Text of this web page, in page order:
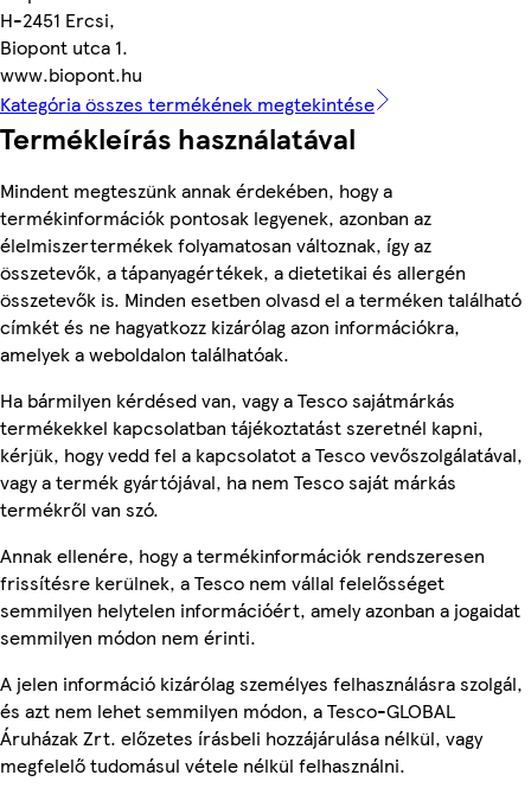
H-2451 Ercsi,
Biopont utca 1.
www.biopont.hu
Kategória összes termékének megtekintése
Termékleírás használatával
Mindent megteszünk annak érdekében, hogy a
termékinformációk pontosak legyenek, azonban az
élelmiszertermékek folyamatosan változnak, így az
összetevők, a tápanyagértékek, a dietetikai és allergén
összetevők is. Minden esetben olvasd el a terméken található
címkét és ne hagyatkozz kizárólag azon információkra,
amelyek a weboldalon találhatóak.
Ha bármilyen kérdésed van, vagy a Tesco sajátmárkás
termékekkel kapcsolatban tájékoztatást szeretnél kapni,
kérjük, hogy vedd fel a kapcsolatot a Tesco vevőszolgálatával,
vagy a termék gyártójával, ha nem Tesco saját márkás
termékről van szó.
Annak ellenére, hogy a termékinformációk rendszeresen
frissítésre kerülnek, a Tesco nem vállal felelősséget
semmilyen helytelen információért, amely azonban a jogaidat
semmilyen módon nem érinti.
A jelen információ kizárólag személyes felhasználásra szolgál,
és azt nem lehet semmilyen módon, a Tesco-GLOBAL
Áruházak Zrt. előzetes írásbeli hozzájárulása nélkül, vagy
megfelelő tudomásul vétele nélkül felhasználni.